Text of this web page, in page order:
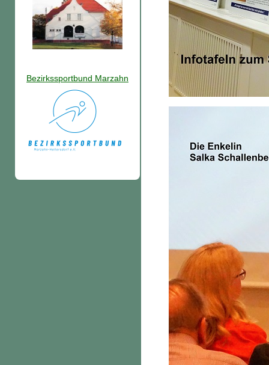
Bezirkssportbund Marzahn